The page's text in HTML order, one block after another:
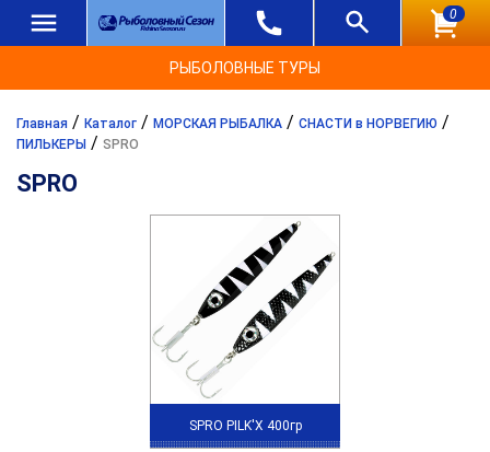
0
РЫБОЛОВНЫЕ ТУРЫ
Главная / Каталог / МОРСКАЯ РЫБАЛКА / СНАСТИ в НОРВЕГИЮ /
ПИЛЬКЕРЫ / SPRO
SPRO
SPRO PILK'X 400гр